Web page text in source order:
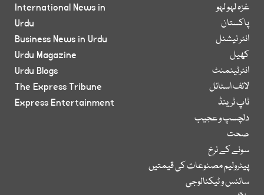
غزہ لہو لہو
پاکستان
انٹر نیشنل
کھیل
انٹرٹینمنٹ
لائف اسٹائل
ٹاپ ٹرینڈ
دلچسپ و عجیب
صحت
سونے کے نرخ
پیٹرولیم مصنوعات کی قیمتیں
سائنس و ٹیکنالوجی
International News in
Urdu
Business News in Urdu
Urdu Magazine
Urdu Blogs
The Express Tribune
Express Entertainment